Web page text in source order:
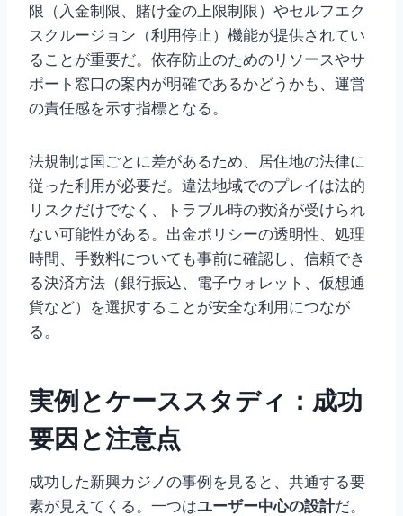
限（入金制限、賭け金の上限制限）やセルフエク
スクルージョン（利用停止）機能が提供されてい
ることが重要だ。依存防止のためのリソースやサ
ポート窓口の案内が明確であるかどうかも、運営
の責任感を示す指標となる。
法規制は国ごとに差があるため、居住地の法律に
従った利用が必要だ。違法地域でのプレイは法的
リスクだけでなく、トラブル時の救済が受けられ
ない可能性がある。出金ポリシーの透明性、処理
時間、手数料についても事前に確認し、信頼でき
る決済方法（銀行振込、電子ウォレット、仮想通
貨など）を選択することが安全な利用につなが
る。
実例とケーススタディ：成功
要因と注意点
成功した新興カジノの事例を見ると、共通する要
素が見えてくる。一つはユーザー中心の設計だ。